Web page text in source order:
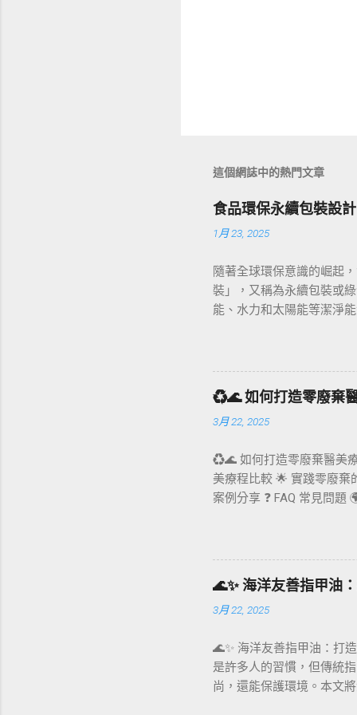
這個網誌中的熱門文章
食品環保永續包裝設
1月 23, 2025
隨著全球環保意識的崛起
裝」，又稱為永續包裝或
能、水力和太陽能等潔淨
優先使用生物基材料，如
質材料，展示了如何以創
起到了重要推動作用： 歐
規，鼓勵商家使用可堆肥
物基材料如竹子、甘蔗纖
管 ：專門採用可降解材料
裝 新創團隊「配客嘉
環。 3. 創意美學與環保
將便利性與環境友好巧妙
案例的特點與優勢：
♻️🌊 如何打造零廢棄
3月 22, 2025
♻️🌊 如何打造零廢棄醫美
美療程比較 🌟 實踐零廢
案例分享 ❓ FAQ 常見問
行動，更是企業對永續旅
爭優勢。 ✨ 零廢棄與傳
瓶 改用可重複使用或可分
有害成分 採用珊瑚友善、
具、不織布替代塑膠品。
板、LED照明系統與自動
與綠色旅宿、海洋保育機
🌊✨ 海洋友善指甲油
3月 22, 2025
🌊✨ 海洋友善指甲油：打
是許多人的習慣，但傳統
尚，還能保護環境。本文